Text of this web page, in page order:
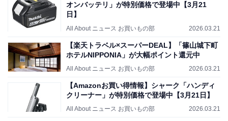
オンバッテリ」が特別価格で登場中【3月21
日】
All About ニュース お買いもの部 2026.03.21
【楽天トラベル×スーパーDEAL】「篠山城下町
ホテルNIPPONIA」が大幅ポイント還元中
All About ニュース お買いもの部 2026.03.21
【Amazonお買い得情報】シャーク「ハンディ
クリーナー」が特別価格で登場中【3月21日】
All About ニュース お買いもの部 2026.03.21